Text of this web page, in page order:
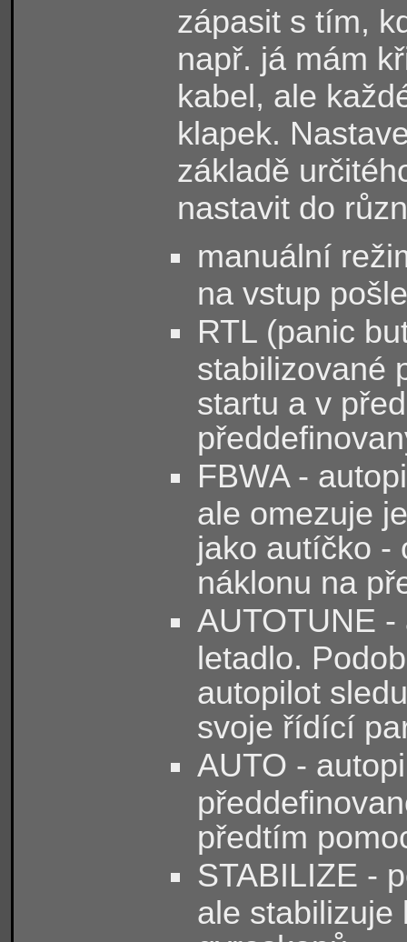
zápasit s tím,
např. já mám
kabel, ale
klapek.
základě
nastavit do
manuální
na vstup
RTL (panic
stabilizované
startu a v
FBWA -
ale omezuje
jako autíčko -
náklonu na
AUTOTUNE
letadlo.
autopilot
svoje řídící
AUTO -
předtím
STABILIZE -
ale stabilizuje